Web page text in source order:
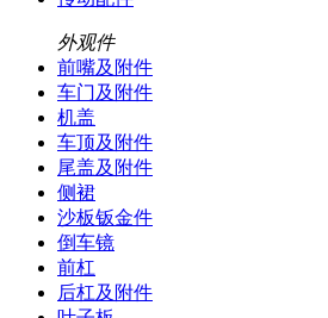
外观件
前嘴及附件
车门及附件
机盖
车顶及附件
尾盖及附件
侧裙
沙板钣金件
倒车镜
前杠
后杠及附件